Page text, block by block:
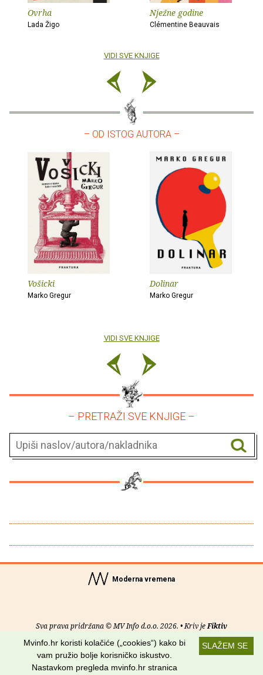
Ovrha
Lada Žigo
Nježne godine
Clémentine Beauvais
VIDI SVE KNJIGE
– OD ISTOG AUTORA –
Vošicki
Marko Gregur
Dolinar
Marko Gregur
VIDI SVE KNJIGE
– PRETRAŽI SVE KNJIGE –
Moderna vremena
Sva prava pridržana © MV Info d.o.o. 2026. • Kriv jeFiktiv
O nama• Pomoć• Uvjeti korištenja•RSS kanali
Potraži nas na:
SLAŽEM SE
Mvinfo.hr koristi kolačiće („cookies“) kako bi
vam pružio bolje korisničko iskustvo.
Nastavkom pregleda mvinfo.hr stranica